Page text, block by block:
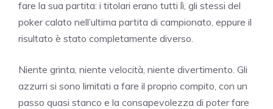
fare la sua partita: i titolari erano tutti lì, gli stessi del
poker calato nell’ultima partita di campionato, eppure il
risultato è stato completamente diverso.
Niente grinta, niente velocità, niente divertimento. Gli
azzurri si sono limitati a fare il proprio compito, con un
passo quasi stanco e la consapevolezza di poter fare